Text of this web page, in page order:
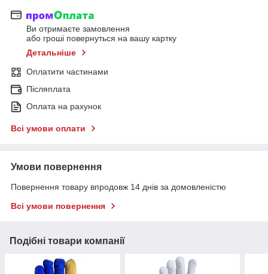
Ви отримаєте замовлення
або гроші повернуться на вашу картку
Детальніше
Оплатити частинами
Післяплата
Оплата на рахунок
Всі умови оплати
Умови повернення
Повернення товару впродовж 14 днів за домовленістю
Всі умови повернення
Подібні товари компанії